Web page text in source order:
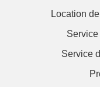
Location
Service